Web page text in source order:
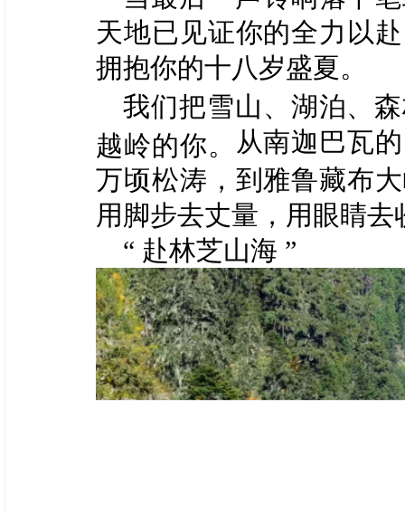
天地已见证你的全力以
拥抱你的十八岁盛夏。
我们把雪山、湖泊、
越岭的你。
从南迦巴瓦
万顷松涛，到雅鲁藏布
用脚步去丈量，用眼睛去
“ 赴林芝山海 ”